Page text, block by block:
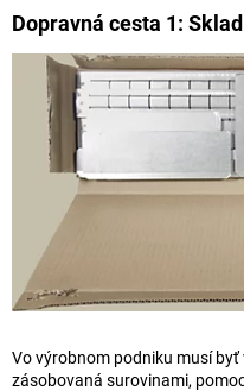
Dopravná cesta 1:
Vo výrobnom podniku musí
zásobovaná surovinami,